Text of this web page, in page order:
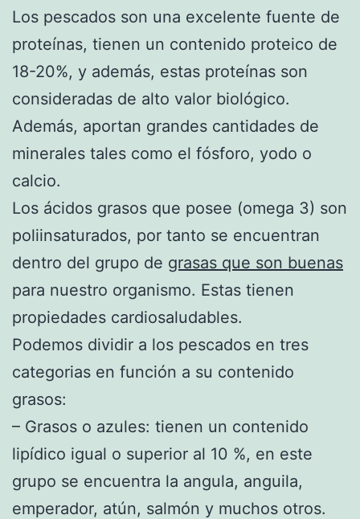
Los pescados son una excelente fuente de
proteínas, tienen un contenido proteico de
18-20%, y además, estas proteínas son
consideradas de alto valor biológico.
Además, aportan grandes cantidades de
minerales tales como el fósforo, yodo o
calcio.
Los ácidos grasos que posee (omega 3) son
poliinsaturados, por tanto se encuentran
dentro del grupo de grasas que son buenas
para nuestro organismo. Estas tienen
propiedades cardiosaludables.
Podemos dividir a los pescados en tres
categorias en función a su contenido
grasos:
– Grasos o azules: tienen un contenido
lipídico igual o superior al 10 %, en este
grupo se encuentra la angula, anguila,
emperador, atún, salmón y muchos otros.